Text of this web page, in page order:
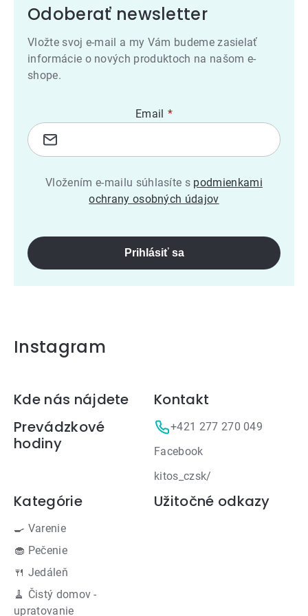
Odoberať newsletter
Vložte svoj e-mail a my Vám budeme zasielať
informácie o nových produktoch na našom e-
shope.
Email
Vložením e-mailu súhlasíte s podmienkami
ochrany osobných údajov
Prihlásiť sa
Instagram
Zápätie
Kde nás nájdete
Prevádzkové
hodiny
Kontakt
+421 277 270 049
Facebook
kitos_czsk/
Kategórie
🍳 Varenie
🧁 Pečenie
🍴 Jedáleň
🧹 Čistý domov -
upratovanie
Užitočné odkazy